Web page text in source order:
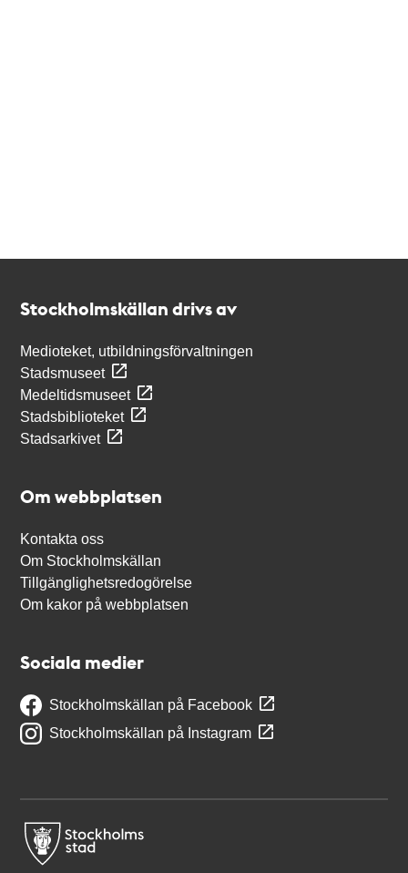
Stockholmskällan drivs av
Medioteket, utbildningsförvaltningen
Stadsmuseet
Medeltidsmuseet
Stadsbiblioteket
Stadsarkivet
Om webbplatsen
Kontakta oss
Om Stockholmskällan
Tillgänglighetsredogörelse
Om kakor på webbplatsen
Sociala medier
Stockholmskällan på Facebook
Stockholmskällan på Instagram